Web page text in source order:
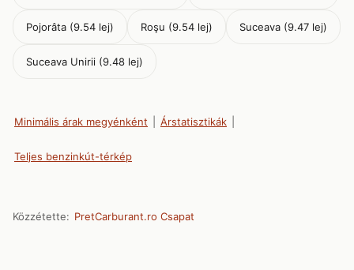
Pojorâta (9.54 lej) Roşu (9.54 lej) Suceava (9.47 lej)
Suceava Unirii (9.48 lej)
Minimális árak megyénként Árstatisztikák
Teljes benzinkút-térkép
Közzétette: PretCarburant.ro Csapat